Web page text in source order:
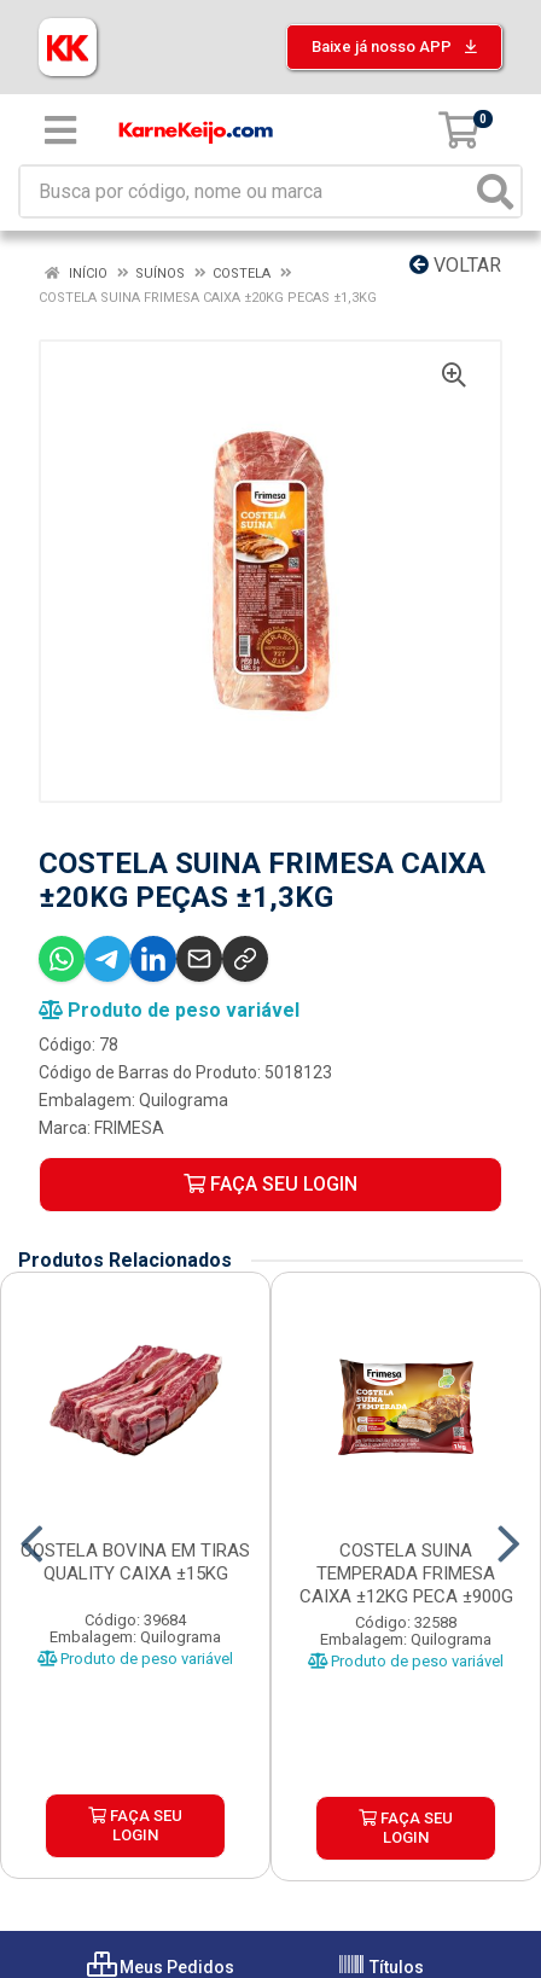
Baixe já nosso APP
0
VOLTAR
INÍCIO SUÍNOS
COSTELA
COSTELA SUINA FRIMESA CAIXA ±20KG PECAS ±1,3KG
COSTELA SUINA FRIMESA CAIXA
±20KG PEÇAS ±1,3KG
Produto de peso variável
Código: 78
Código de Barras do Produto: 5018123
Embalagem: Quilograma
Marca: FRIMESA
FAÇA SEU LOGIN
Produtos Relacionados
COSTELA BOVINA EM TIRAS
QUALITY CAIXA ±15KG
Código: 39684
Embalagem: Quilograma
Produto de peso variável
FAÇA SEU
LOGIN
COSTELA SUINA
TEMPERADA FRIMESA
CAIXA ±12KG PECA ±900G
Código: 32588
Embalagem: Quilograma
Produto de peso variável
FAÇA SEU
LOGIN
Meus Pedidos Títulos